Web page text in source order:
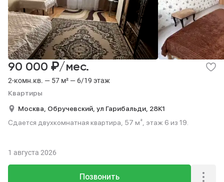
2-комн.кв. — 57 м² — 6/19 этаж
Квартиры
90 000 ₽/мес.
Москва, Обручевский, ул Гарибальди, 28К1
Сдается двухкомнатная квартира, 57 м², этаж 6 из 19.
Позвонить
1 августа 2026